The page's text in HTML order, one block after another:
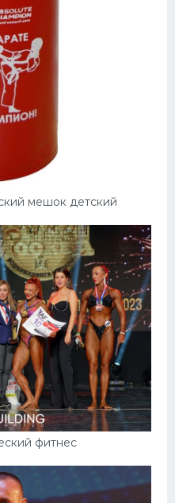
мешок детский
фитнес